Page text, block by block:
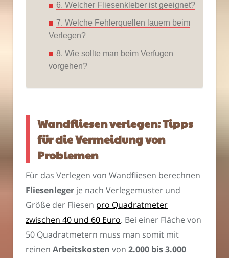
6. Welcher Fliesenkleber ist geeignet?
7. Welche Fehlerquellen lauern beim
Verlegen?
8. Wie sollte man beim Verfugen
vorgehen?
Wandfliesen verlegen: Tipps
für die Vermeidung von
Problemen
Für das Verlegen von Wandfliesen berechnen
Fliesenleger je nach Verlegemuster und
Größe der Fliesen pro Quadratmeter
zwischen 40 und 60 Euro. Bei einer Fläche von
50 Quadratmetern muss man somit mit
reinen Arbeitskosten von 2.000 bis 3.000